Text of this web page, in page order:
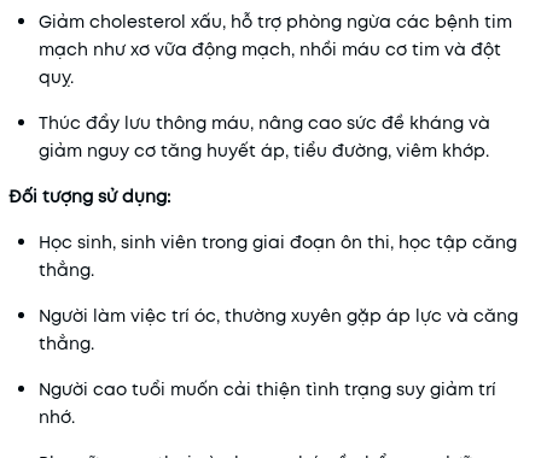
Giảm cholesterol xấu, hỗ trợ phòng ngừa các bệnh tim
mạch như xơ vữa động mạch, nhồi máu cơ tim và đột
quỵ.
Thúc đẩy lưu thông máu, nâng cao sức đề kháng và
giảm nguy cơ tăng huyết áp, tiểu đường, viêm khớp.
Đối tượng sử dụng:
Học sinh, sinh viên trong giai đoạn ôn thi, học tập căng
thẳng.
Người làm việc trí óc, thường xuyên gặp áp lực và căng
thẳng.
Người cao tuổi muốn cải thiện tình trạng suy giảm trí
nhớ.